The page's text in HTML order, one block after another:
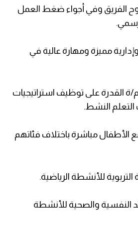
الفريق وفي أجواء ضغط العمل
مميزة ومهارة عالية في
ة القدرة على توظيف استراتيجيات
التعلم النشط.
الأطفال مباشرة باختلاف فئاتهم
النفسية والصحية للأنشطة